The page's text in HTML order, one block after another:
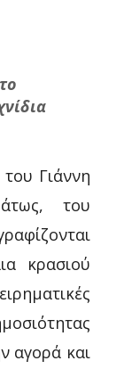
Γιάννη
του
κρασιού
αγορά και